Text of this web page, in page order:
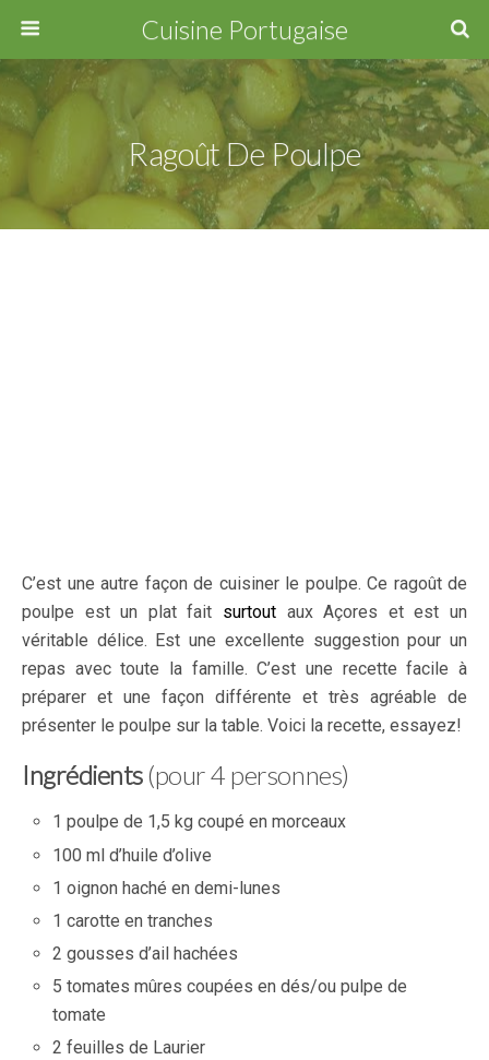
Cuisine Portugaise
Ragoût De Poulpe
C’est une autre façon de cuisiner le poulpe. Ce ragoût de
poulpe est un plat fait surtout aux Açores et est un
véritable délice. Est une excellente suggestion pour un
repas avec toute la famille. C’est une recette facile à
préparer et une façon différente et très agréable de
présenter le poulpe sur la table. Voici la recette, essayez!
Ingrédients(pour 4 personnes)
1 poulpe de 1,5 kg coupé en morceaux
100 ml d’huile d’olive
1 oignon haché en demi-lunes
1 carotte en tranches
2 gousses d’ail hachées
5 tomates mûres coupées en dés/ou pulpe de
tomate
2 feuilles de Laurier